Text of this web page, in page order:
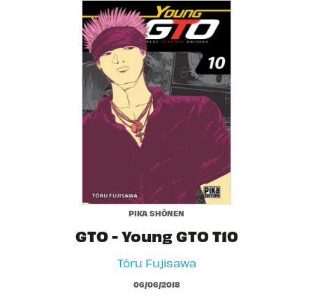
PIKA SHÔNEN
GTO - Young GTO T10
Tôru Fujisawa
06/06/2018